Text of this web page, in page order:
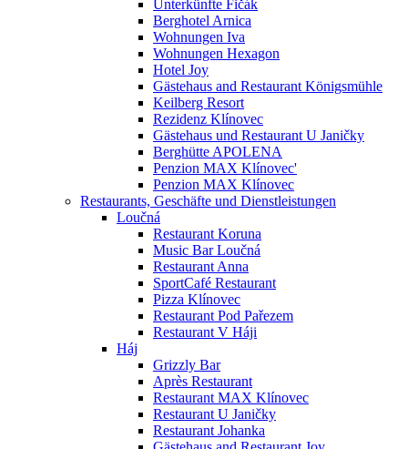
Unterkünfte Fičák
Berghotel Arnica
Wohnungen Iva
Wohnungen Hexagon
Hotel Joy
Gästehaus and Restaurant Königsmühle
Keilberg Resort
Rezidenz Klínovec
Gästehaus und Restaurant U Janičky
Berghütte APOLENA
Penzion MAX Klínovec'
Penzion MAX Klínovec
Restaurants, Geschäfte und Dienstleistungen
Loučná
Restaurant Koruna
Music Bar Loučná
Restaurant Anna
SportCafé Restaurant
Pizza Klínovec
Restaurant Pod Pařezem
Restaurant V Háji
Háj
Grizzly Bar
Après Restaurant
Restaurant MAX Klínovec
Restaurant U Janičky
Restaurant Johanka